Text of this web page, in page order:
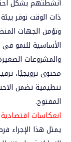
أنشطتهم بشكل
ذات الوقت نوفر
وتؤمن الجهات
الأساسية للنمو
والمشروعات
محتوى ترويجيًا،
تنظيمية تضمن
المفتوح.
انعكاسات
يمثل هذا الإجراء